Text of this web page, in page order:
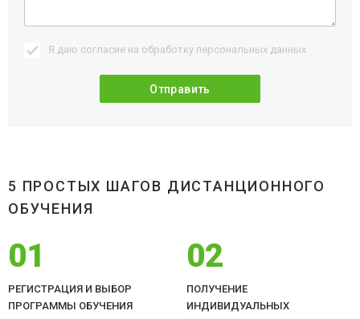
Я даю согласие на обработку персональных данных
5 ПРОСТЫХ ШАГОВ ДИСТАНЦИОННОГО
ОБУЧЕНИЯ
01
РЕГИСТРАЦИЯ И ВЫБОР
ПРОГРАММЫ ОБУЧЕНИЯ
02
ПОЛУЧЕНИЕ
ИНДИВИДУАЛЬНЫХ